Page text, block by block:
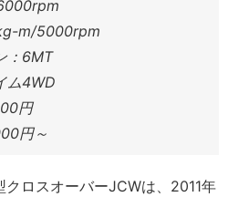
m/5000rpm
：6MT
ム4WD
円
円～
ロスオーバーJCWは、2011年